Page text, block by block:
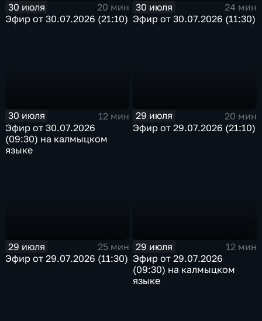
30 июля
20 мин
Эфир от 30.07.2026 (21:10)
30 июля
24 мин
Эфир от 30.07.2026 (11:30)
30 июля
12 мин
Эфир от 30.07.2026
(09:30) на калмыцком
языке
29 июля
20 мин
Эфир от 29.07.2026 (21:10)
29 июля
25 мин
Эфир от 29.07.2026 (11:30)
29 июля
12 мин
Эфир от 29.07.2026
(09:30) на калмыцком
языке